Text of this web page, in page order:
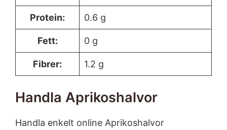
Protein: 0.6 g
Fett: 0 g
Fibrer: 1.2 g
Handla Aprikoshalvor
Handla enkelt online Aprikoshalvor